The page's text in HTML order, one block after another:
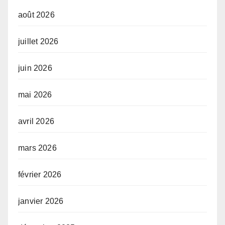
août 2026
juillet 2026
juin 2026
mai 2026
avril 2026
mars 2026
février 2026
janvier 2026